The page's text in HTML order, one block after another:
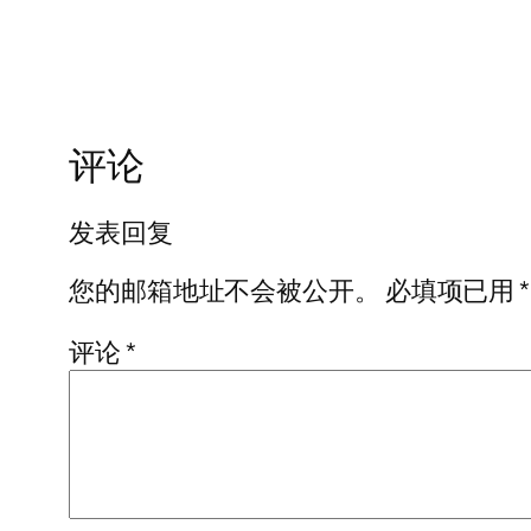
评论
发表回复
您的邮箱地址不会被公开。
必填项已用*
评论*